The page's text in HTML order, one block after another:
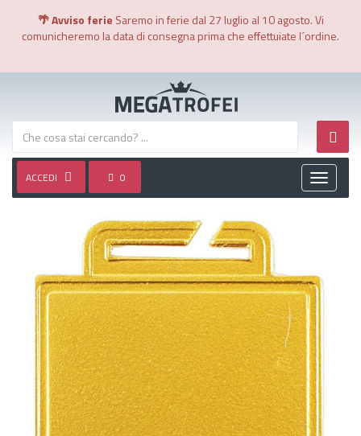
🌴 Avviso ferie Saremo in ferie dal 27 luglio al 10 agosto. Vi
comunicheremo la data di consegna prima che effettuiate l´ordine.
ACCEDI 0
Toggle